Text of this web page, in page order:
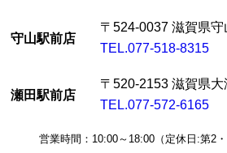
守山駅前店
〒524-0037 滋賀県
TEL.077-518-8315
瀬田駅前店
〒520-2153 滋賀県
TEL.077-572-6165
営業時間：10:00～18:00（定休日:第2・